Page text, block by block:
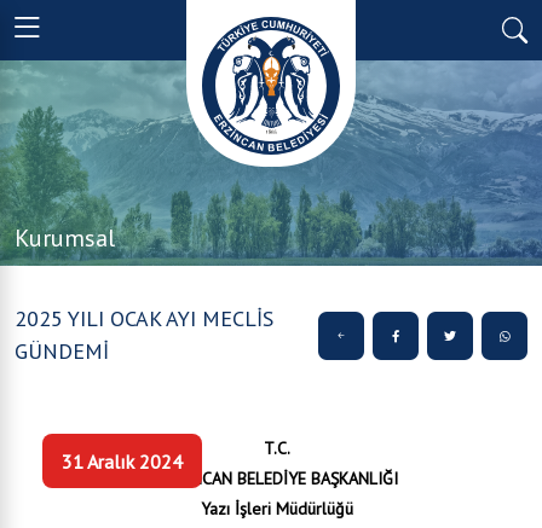
Kurumsal
2025 YILI OCAK AYI MECLİS
GÜNDEMİ
31 Aralık 2024
T.C.
ERZİNCAN BELEDİYE BAŞKANLIĞI
Yazı İşleri Müdürlüğü